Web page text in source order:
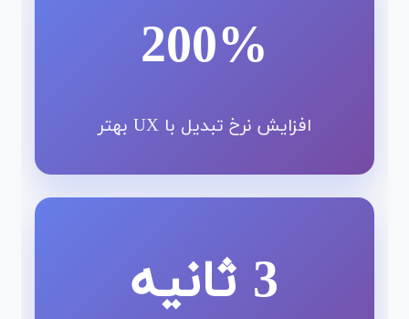
200%
افزایش نرخ تبدیل با UX بهتر
3 ثانیه